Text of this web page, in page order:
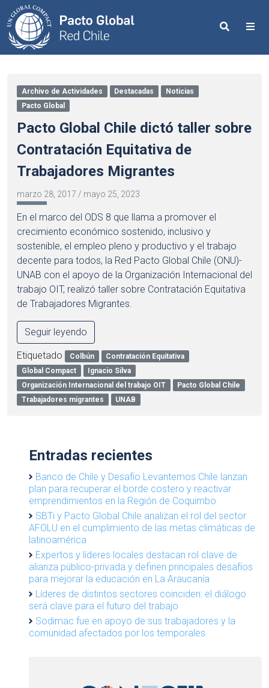
Search
Archivo de Actividades Destacadas
Noticias
Pacto Global
Pacto Global Chile dictó taller sobre
Contratación Equitativa de
Trabajadores Migrantes
marzo 28, 2017 / mayo 25, 2023
En el marco del ODS 8 que llama a promover el
crecimiento económico sostenido, inclusivo y
sostenible, el empleo pleno y productivo y el trabajo
decente para todos, la Red Pacto Global Chile (ONU)-
UNAB con el apoyo de la Organización Internacional del
trabajo OIT, realizó taller sobre Contratación Equitativa
de Trabajadores Migrantes.
Seguir leyendo
Etiquetado Colbún
Contratación Equitativa
Global Compact
Ignacio Silva
Organización Internacional del trabajo OIT
Pacto Global Chile
Trabajadores migrantes
UNAB
Entradas recientes
Banco de Chile y Desafío Levantemos Chile lanzan
plan para recuperar el borde costero y reactivar
emprendimientos en la Región de Coquimbo
SBTi y Pacto Global Chile analizan el rol del sector
AFOLU en el cumplimiento de las metas climáticas de
latinoamérica
Expertos y líderes locales destacan rol clave de
alianza público-privada y definen principales desafíos
para mejorar la educación en La Araucanía
Líderes de distintos sectores coinciden: el diálogo
será clave para el futuro del trabajo
Sodimac fue en apoyo de sus trabajadores y la
comunidad afectados por los temporales